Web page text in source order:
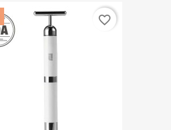
favorite_border